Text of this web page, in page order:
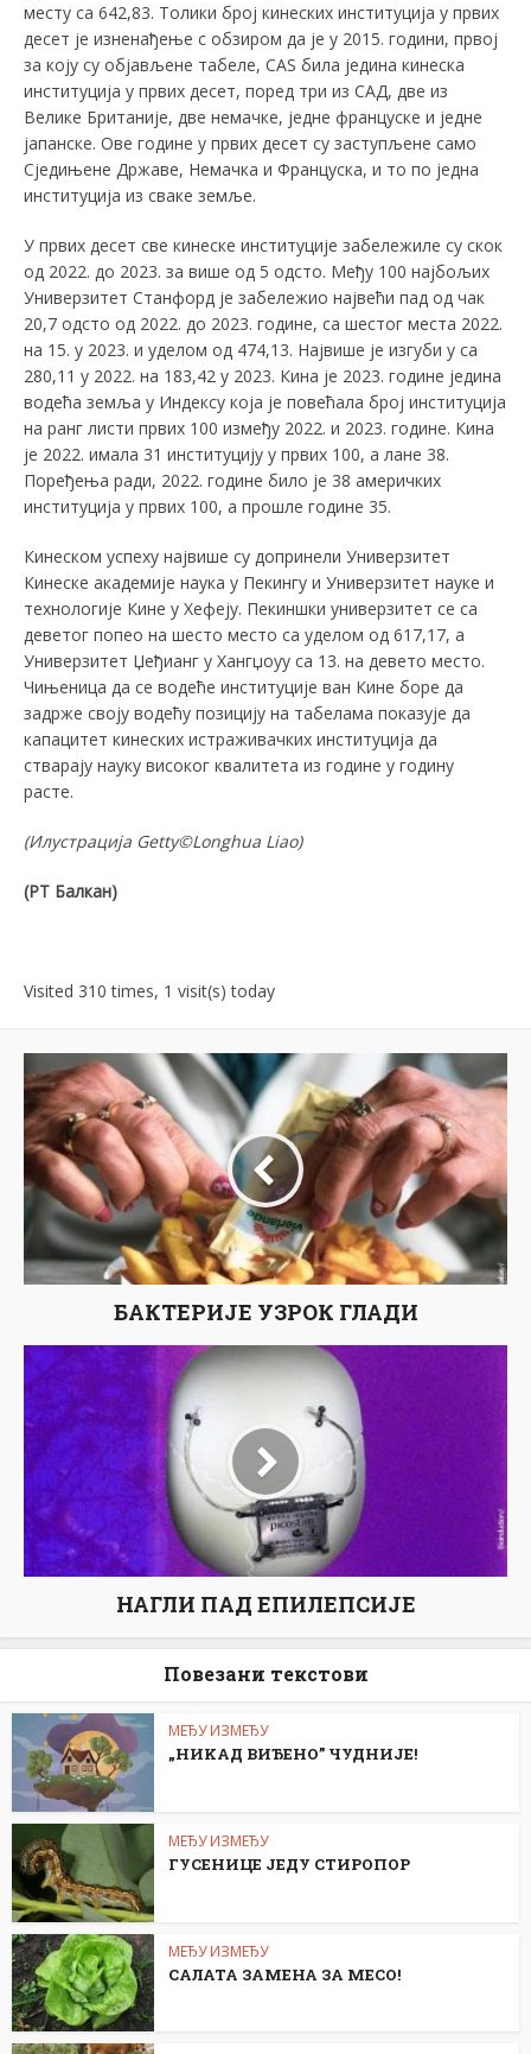
месту са 642,83. Толики број кинеских институција у првих
десет је изненађење с обзиром да је у 2015. години, првој
за коју су објављене табеле, CAS била једина кинеска
институција у првих десет, поред три из САД, две из
Велике Британије, две немачке, једне француске и једне
јапанске. Ове године у првих десет су заступљене само
Сједињене Државе, Немачка и Француска, и то по једна
институција из сваке земље.
У првих десет све кинеске институције забележиле су скок
од 2022. до 2023. за више од 5 одсто. Међу 100 најбољих
Универзитет Станфорд је забележио највећи пад од чак
20,7 одсто од 2022. до 2023. године, са шестог места 2022.
на 15. у 2023. и уделом од 474,13. Највише је изгуби у са
280,11 у 2022. на 183,42 у 2023. Кина је 2023. године једина
водећа земља у Индексу која је повећала број институција
на ранг листи првих 100 између 2022. и 2023. године. Кина
је 2022. имала 31 институцију у првих 100, а лане 38.
Поређења ради, 2022. године било је 38 америчких
институција у првих 100, а прошле године 35.
Кинеском успеху највише су допринели Универзитет
Кинеске академије наука у Пекингу и Универзитет науке и
технологије Кине у Хефеју. Пекиншки универзитет се са
деветог попео на шесто место са уделом од 617,17, а
Универзитет Џеђианг у Хангџоуу са 13. на девето место.
Чињеница да се водеће институције ван Кине боре да
задрже своју водећу позицију на табелама показује да
капацитет кинеских истраживачких институција да
стварају науку високог квалитета из године у годину
расте.
(Илустрација Getty©Longhua Liao)
(РТ Балкан)
Visited 310 times, 1 visit(s) today
БАКТЕРИЈЕ УЗРОК ГЛАДИ
НАГЛИ ПАД ЕПИЛЕПСИЈЕ
Повезани текстови
МЕЂУ ИЗМЕЂУ
„НИKАД ВИЂЕНО” ЧУДНИЈЕ!
МЕЂУ ИЗМЕЂУ
ГУСЕНИЦЕ ЈЕДУ СТИРОПОР
МЕЂУ ИЗМЕЂУ
САЛАТА ЗАМЕНА ЗА МЕСО!